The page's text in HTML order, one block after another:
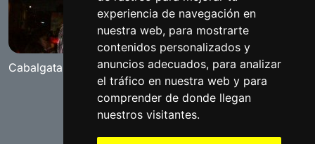
experiencia de navegación en
nuestra web, para mostrarte
contenidos personalizados y
anuncios adecuados, para analizar
el tráfico en nuestra web y para
comprender de donde llegan
nuestros visitantes.
Cabalgata de Benamejí 2008